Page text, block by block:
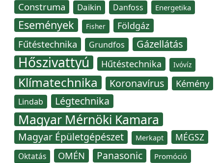
Construma Daikin Danfoss Energetika
Események Fisher Földgáz
Fűtéstechnika Grundfos Gázellátás
Hőszivattyú Hűtéstechnika Ivóvíz
Klímatechnika Koronavírus Kémény
Lindab Légtechnika
Magyar Mérnöki Kamara
Magyar Épületgépészet Merkapt MÉGSZ
Oktatás OMÉN Panasonic Promóció